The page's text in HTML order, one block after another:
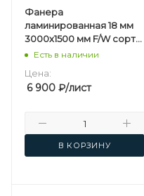
Фанера
ламинированная 18 мм
3000х1500 мм F/W сорт
1/1 березовая
Есть в наличии
Цена:
6 900 ₽/лист
В КОРЗИНУ